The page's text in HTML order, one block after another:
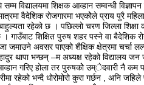
शिक्षक आव्हान सम्वन्धी विज्ञापन
वैदेशिक रोजगारमा भएकोेले प्राय पुरै
रहेको छ । पछिल्लो चरण जिल्ला शिक्षा
शिक्षित पुरुष शहर पस्ने वा बैदेशिक
जमाउने अवसर पाएको शैक्षिक क्षेत्रमा चर्चा
थापा भन्छन् –म अध्यक्ष रहेको विद्यालय जन
गरिए होला तर पुरुषकोे उम्ेदवारी नै कम
रहेको भन्दै धोरोमोरो कुरा गर्छन , अनि जहिले